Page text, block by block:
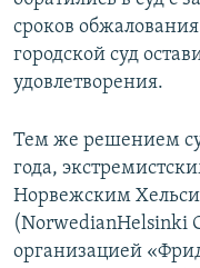
сроков
городской суд
удовлетворения.
Тем же решением
года,
Норвежским
(NorwedianHelsinki
организацией